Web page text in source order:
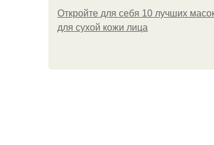
Откройте для себя 10 лучших
для сухой кожи лица